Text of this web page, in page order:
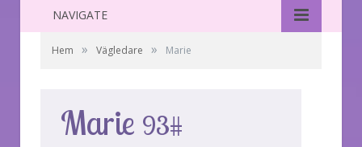
NAVIGATE
Hem » Vägledare » Marie
Marie 93#